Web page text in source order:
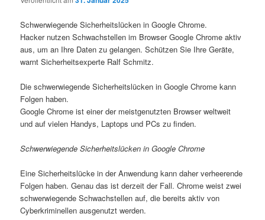
Schwerwiegende Sicherheitslücken in Google Chrome.
Hacker nutzen Schwachstellen im Browser Google Chrome aktiv
aus, um an Ihre Daten zu gelangen. Schützen Sie Ihre Geräte,
warnt Sicherheitsexperte Ralf Schmitz.
Die schwerwiegende Sicherheitslücken in Google Chrome kann
Folgen haben.
Google Chrome ist einer der meistgenutzten Browser weltweit
und auf vielen Handys, Laptops und PCs zu finden.
Schwerwiegende Sicherheitslücken in Google Chrome
Eine Sicherheitslücke in der Anwendung kann daher verheerende
Folgen haben. Genau das ist derzeit der Fall. Chrome weist zwei
schwerwiegende Schwachstellen auf, die bereits aktiv von
Cyberkriminellen ausgenutzt werden.